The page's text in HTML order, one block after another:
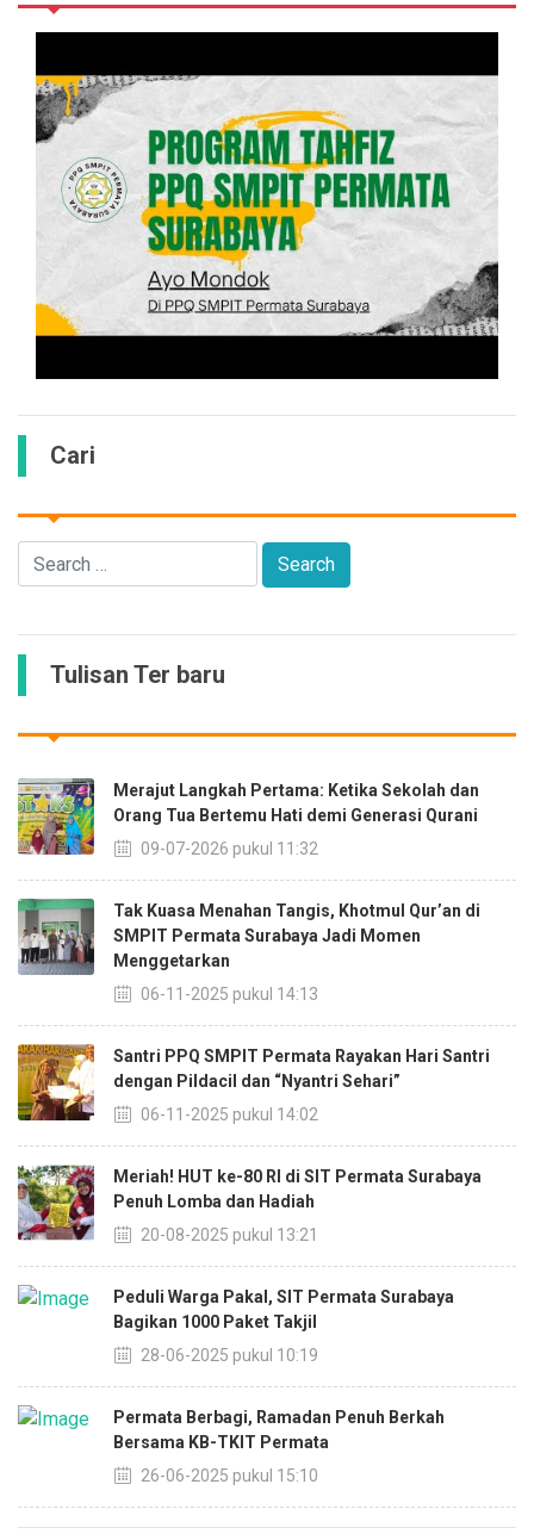
Cari
Tulisan Ter baru
Merajut Langkah Pertama: Ketika Sekolah dan
Orang Tua Bertemu Hati demi Generasi Qurani
09-07-2026 pukul 11:32
Tak Kuasa Menahan Tangis, Khotmul Qur’an di
SMPIT Permata Surabaya Jadi Momen
Menggetarkan
06-11-2025 pukul 14:13
Santri PPQ SMPIT Permata Rayakan Hari Santri
dengan Pildacil dan “Nyantri Sehari”
06-11-2025 pukul 14:02
Meriah! HUT ke-80 RI di SIT Permata Surabaya
Penuh Lomba dan Hadiah
20-08-2025 pukul 13:21
Peduli Warga Pakal, SIT Permata Surabaya
Bagikan 1000 Paket Takjil
28-06-2025 pukul 10:19
Permata Berbagi, Ramadan Penuh Berkah
Bersama KB-TKIT Permata
26-06-2025 pukul 15:10